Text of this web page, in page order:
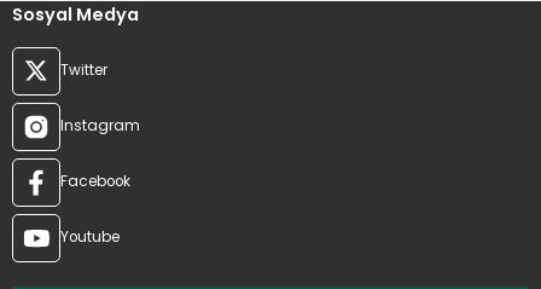
Sosyal Medya
Twitter
Instagram
Facebook
Youtube